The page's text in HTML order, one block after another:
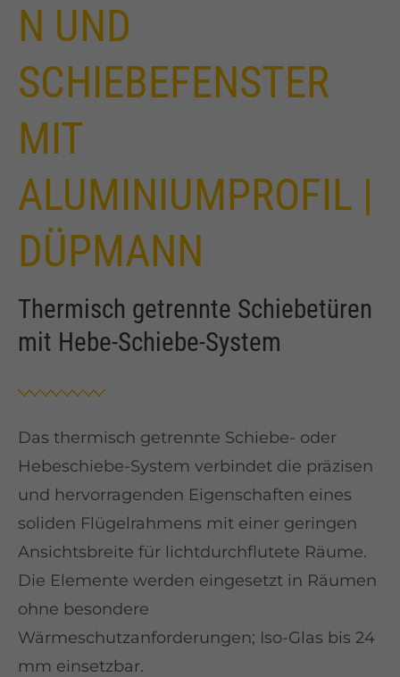
N UND
SCHIEBEFENSTER
MIT
ALUMINIUMPROFIL |
DÜPMANN
Thermisch getrennte Schiebetüren
mit Hebe-Schiebe-System
Das thermisch getrennte Schiebe- oder
Hebeschiebe-System verbindet die präzisen
und hervorragenden Eigenschaften eines
soliden Flügelrahmens mit einer geringen
Ansichtsbreite für lichtdurchflutete Räume.
Die Elemente werden eingesetzt in Räumen
ohne besondere
Wärmeschutzanforderungen; Iso-Glas bis 24
mm einsetzbar.